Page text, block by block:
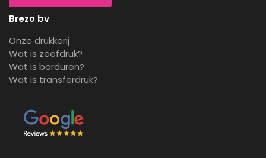
Brezo bv
Onze drukkerij
Wat is zeefdruk?
Wat is borduren?
Wat is transferdruk?